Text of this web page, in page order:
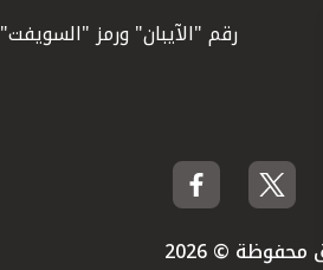
رقم "الآيبان" ورمز "السويفت"
© 2026